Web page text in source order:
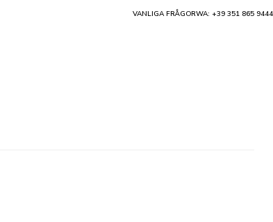
VANLIGA FRÅGORWA: +39 351 865 9444